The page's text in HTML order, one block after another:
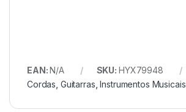
EAN:N/A SKU: HYX79948
Cordas Guitarras ,Instrumentos Musicais